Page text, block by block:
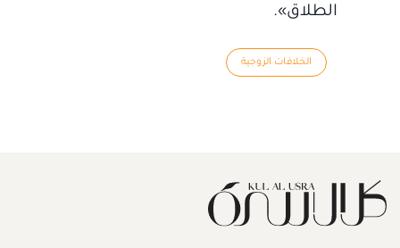
الطلاق».
الخلافات الزوجية